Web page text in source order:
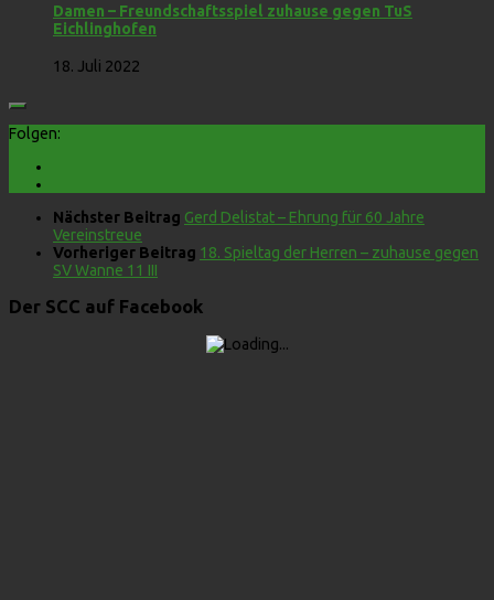
Damen – Freundschaftsspiel zuhause gegen TuS
Eichlinghofen
18. Juli 2022
Folgen:
Nächster Beitrag Gerd Delistat – Ehrung für 60 Jahre
Vereinstreue
Vorheriger Beitrag 18. Spieltag der Herren – zuhause gegen
SV Wanne 11 III
Der SCC auf Facebook